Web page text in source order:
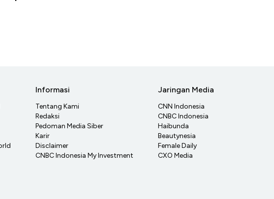
Informasi
Tentang Kami
Redaksi
Pedoman Media Siber
Karir
Disclaimer
CNBC Indonesia My Investment
Jaringan Media
CNN Indonesia
CNBC Indonesia
Haibunda
Beautynesia
Female Daily
CXO Media